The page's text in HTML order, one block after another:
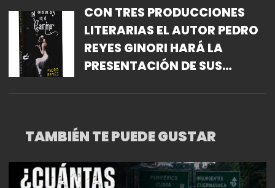
CON TRES PRODUCCIONES
LITERARIAS EL AUTOR PEDRO
REYES GINORI HARÁ LA
PRESENTACIÓN DE SUS
TAMBIÉN TE PUEDE GUSTAR